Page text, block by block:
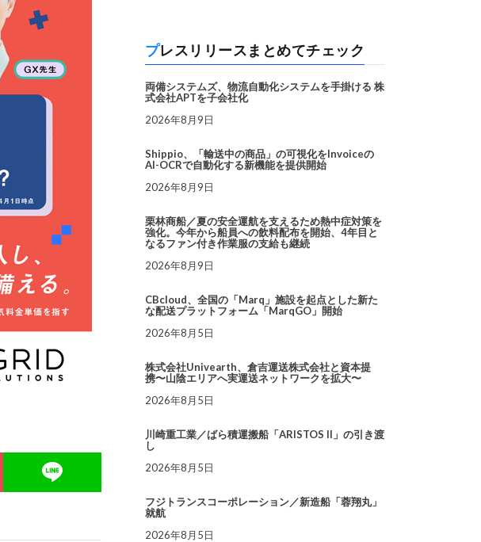
プレスリリースまとめてチェック
両備システムズ、物流自動化システムを手掛ける 株
式会社APTを子会社化
2026年8月9日
Shippio、「輸送中の商品」の可視化をInvoiceの
AI-OCRで自動化する新機能を提供開始
2026年8月9日
栗林商船／夏の安全運航を支えるため熱中症対策を
強化。今年から船員への飲料配布を開始、4年目と
なるファン付き作業服の支給も継続
2026年8月9日
CBcloud、全国の「Marq」施設を起点とした新た
な配送プラットフォーム「MarqGO」開始
2026年8月5日
株式会社Univearth、倉吉運送株式会社と資本提
携〜山陰エリアへ実運送ネットワークを拡大〜
2026年8月5日
川崎重工業／ばら積運搬船「ARISTOS II」の引き渡
し
2026年8月5日
フジトランスコーポレーション／新造船「蓉翔丸」
就航
2026年8月5日